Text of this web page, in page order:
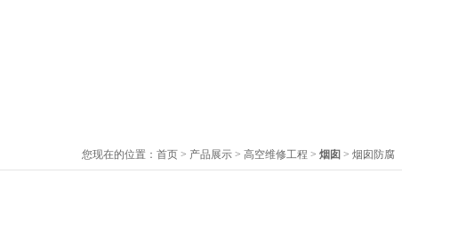
您现在的位置： 首页 > 产品展示 > 高空维修工程 > 烟囱 > 烟囱防腐